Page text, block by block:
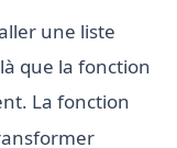
une liste
que la fonction
La fonction